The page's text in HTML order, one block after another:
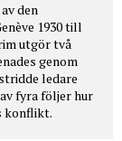
den
1930 till
utgör två
genom
ledare
fyra följer hur
konflikt.